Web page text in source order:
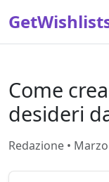
Come
desideri
Redazione •